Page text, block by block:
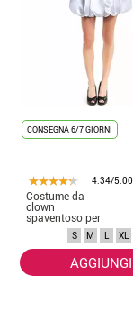
CONSEGNA 6/7 GIORNI
4.34/5.00
Costume da
clown
spaventoso per
donna S M L XL
AGGIUNGI